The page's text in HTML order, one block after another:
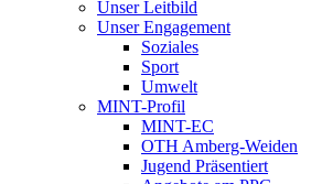
Unser Leitbild
Unser Engagement
Soziales
Sport
Umwelt
MINT-Profil
MINT-EC
OTH Amberg-Weiden
Jugend Präsentiert